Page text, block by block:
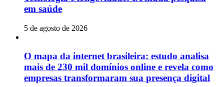
em saúde
5 de agosto de 2026
O mapa da internet brasileira: estudo analisa
mais de 230 mil domínios online e revela como
empresas transformaram sua presença digital